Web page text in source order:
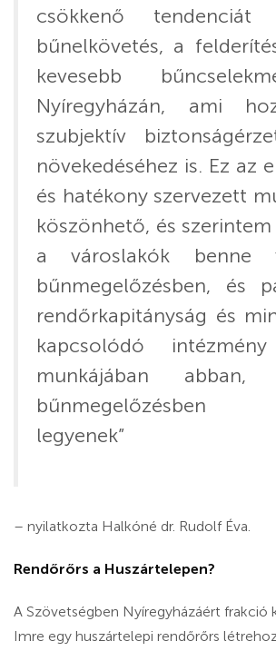
csökkenő
bűnelkövetés, a
kevesebb
Nyíregyházán, ami
szubjektív
növekedéséhez is. Ez az
és hatékony szervezett
köszönhető, és
a városlakók benne
bűnmegelőzésben, és
rendőrkapitányság és
kapcsolódó
munkájában
bűnmegelőzésben
legyenek”
– nyilatkozta Halkóné dr. Rudolf Éva.
Rendőrőrs a Huszártelepen?
A Szövetségben Nyíregyházáért frakció
Imre egy huszártelepi rendőrőrs